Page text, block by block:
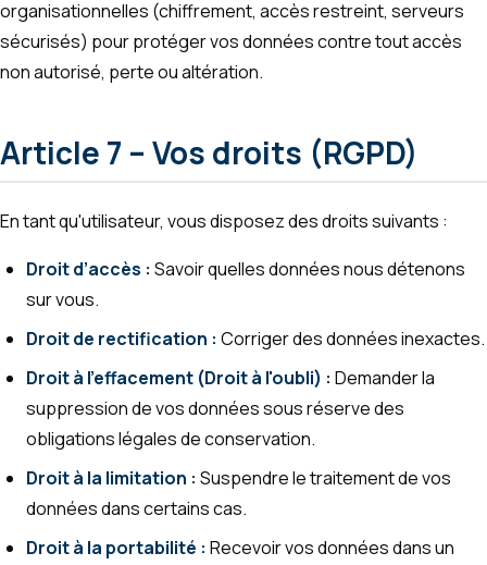
organisationnelles (chiffrement, accès restreint, serveurs
sécurisés) pour protéger vos données contre tout accès
non autorisé, perte ou altération.
Article 7 – Vos droits (RGPD)
En tant qu'utilisateur, vous disposez des droits suivants :
Droit d’accès : Savoir quelles données nous détenons
sur vous.
Droit de rectification : Corriger des données inexactes.
Droit à l’effacement (Droit à l'oubli) : Demander la
suppression de vos données sous réserve des
obligations légales de conservation.
Droit à la limitation : Suspendre le traitement de vos
données dans certains cas.
Droit à la portabilité : Recevoir vos données dans un